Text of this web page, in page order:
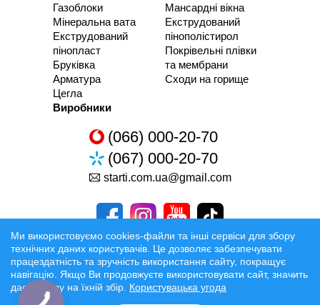
Газоблоки
Мінеральна вата
Екструдований
пінопласт
Бруківка
Арматура
Цегла
Мансардні вікна
Екструдований
пінополістирол
Покрівельні плівки
та мембрани
Сходи на горище
Виробники
(066) 000-20-70
(067) 000-20-70
starti.com.ua@gmail.com
Розробка та Розкрутка сайтів
Ми використовуємо cookies-файли та інші сервіси для збору
технічних даних користувачів. Це дозволяє забезпечувати
працездатність та зручність використання сайту, покращує
навігацію. Якщо Ви продовжуєте використовувати сайт, значить
даєте згоду на їхній збір. Користувацька угода